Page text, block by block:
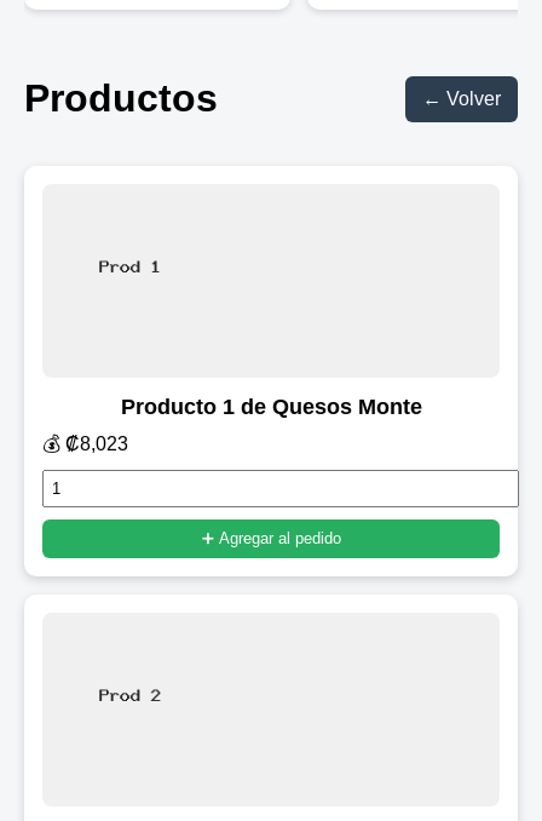
Productos ← Volver
Producto 1 de Quesos Monte
💰 ₡8,023
➕ Agregar al pedido